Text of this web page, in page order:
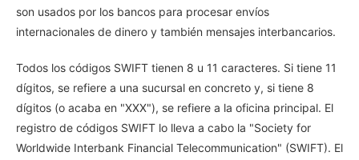
son usados por los bancos para procesar envíos
internacionales de dinero y también mensajes interbancarios.
Todos los códigos SWIFT tienen 8 u 11 caracteres. Si tiene 11
dígitos, se refiere a una sucursal en concreto y, si tiene 8
dígitos (o acaba en "XXX"), se refiere a la oficina principal. El
registro de códigos SWIFT lo lleva a cabo la "Society for
Worldwide Interbank Financial Telecommunication" (SWIFT). El